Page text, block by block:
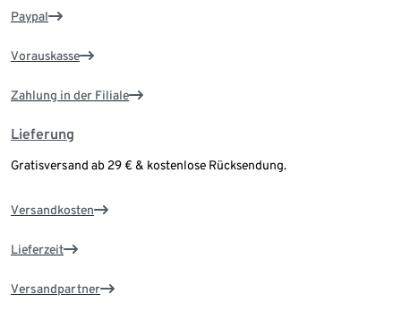
Paypal
Vorauskasse
Zahlung in der Filiale
Lieferung
Gratisversand ab 29 € & kostenlose Rücksendung.
Versandkosten
Lieferzeit
Versandpartner